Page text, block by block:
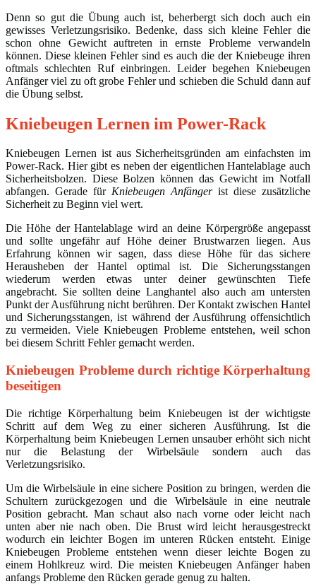
Denn so gut die Übung auch ist, beherbergt sich doch auch ein
gewisses Verletzungsrisiko. Bedenke, dass sich kleine Fehler die
schon ohne Gewicht auftreten in ernste Probleme verwandeln
können. Diese kleinen Fehler sind es auch die der Kniebeuge ihren
oftmals schlechten Ruf einbringen. Leider begehen Kniebeugen
Anfänger viel zu oft grobe Fehler und schieben die Schuld dann auf
die Übung selbst.
Kniebeugen Lernen im Power-Rack
Kniebeugen Lernen ist aus Sicherheitsgründen am einfachsten im
Power-Rack. Hier gibt es neben der eigentlichen Hantelablage auch
Sicherheitsbolzen. Diese Bolzen können das Gewicht im Notfall
abfangen. Gerade für Kniebeugen Anfängerist diese zusätzliche
Sicherheit zu Beginn viel wert.
Die Höhe der Hantelablage wird an deine Körpergröße angepasst
und sollte ungefähr auf Höhe deiner Brustwarzen liegen. Aus
Erfahrung können wir sagen, dass diese Höhe für das sichere
Herausheben der Hantel optimal ist. Die Sicherungsstangen
wiederum werden etwas unter deiner gewünschten Tiefe
angebracht. Sie sollten deine Langhantel also auch am untersten
Punkt der Ausführung nicht berühren. Der Kontakt zwischen Hantel
und Sicherungsstangen, ist während der Ausführung offensichtlich
zu vermeiden. Viele Kniebeugen Probleme entstehen, weil schon
bei diesem Schritt Fehler gemacht werden.
Kniebeugen Probleme durch richtige Körperhaltung
beseitigen
Die richtige Körperhaltung beim Kniebeugen ist der wichtigste
Schritt auf dem Weg zu einer sicheren Ausführung. Ist die
Körperhaltung beim Kniebeugen Lernen unsauber erhöht sich nicht
nur die Belastung der Wirbelsäule sondern auch das
Verletzungsrisiko.
Um die Wirbelsäule in eine sichere Position zu bringen, werden die
Schultern zurückgezogen und die Wirbelsäule in eine neutrale
Position gebracht. Man schaut also nach vorne oder leicht nach
unten aber nie nach oben. Die Brust wird leicht herausgestreckt
wodurch ein leichter Bogen im unteren Rücken entsteht. Einige
Kniebeugen Probleme entstehen wenn dieser leichte Bogen zu
einem Hohlkreuz wird. Die meisten Kniebeugen Anfänger haben
anfangs Probleme den Rücken gerade genug zu halten.